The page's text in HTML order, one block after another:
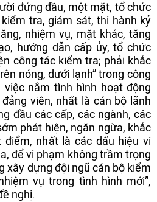
đứng đầu, một mặt, tổ chức
tra, giám sát, thi hành kỷ
nhiệm vụ, mặt khác, tăng
hướng dẫn cấp ủy, tổ chức
công tác kiểm tra; phải khắc
nóng, dưới lạnh” trong công
nắm tình hình hoạt động
viên, nhất là cán bộ lãnh
đầu các cấp, các ngành, các
phát hiện, ngăn ngừa, khắc
điểm, nhất là các dấu hiệu vi
để vi phạm không trầm trọng
xây dựng đội ngũ cán bộ kiểm
vụ trong tình hình mới”,
nghị.